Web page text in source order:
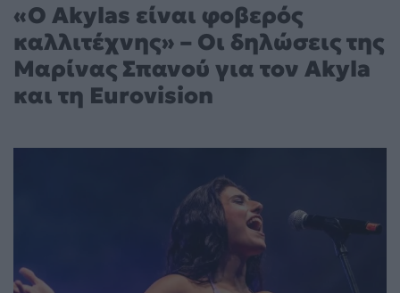
«Ο Akylas είναι φοβερός
καλλιτέχνης» – Οι δηλώσεις της
Μαρίνας Σπανού για τον Akyla
και τη Eurovision